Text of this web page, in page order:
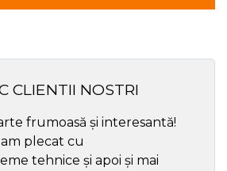
CLIENTII NOSTRI
frumoasă și interesantă!
am plecat cu
tehnice și apoi și mai